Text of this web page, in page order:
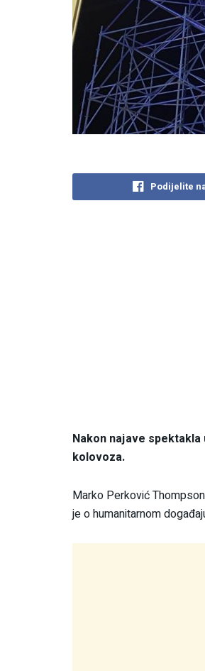
Podijelite
Nakon najave
kolovoza.
Marko Perković
je o humanitarnom